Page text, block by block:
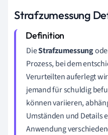
Strafzumessung
DieStrafzumessung
Prozess, bei dem
Verurteilten auferlegt
jemand für schuldig
können variieren,
Umständen und Details
Anwendung